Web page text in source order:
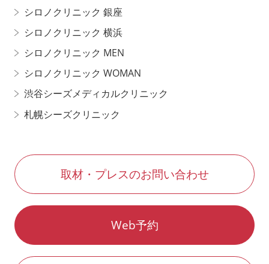
シロノクリニック 銀座
シロノクリニック 横浜
シロノクリニック MEN
シロノクリニック WOMAN
渋谷シーズメディカルクリニック
札幌シーズクリニック
取材・プレスのお問い合わせ
Web予約